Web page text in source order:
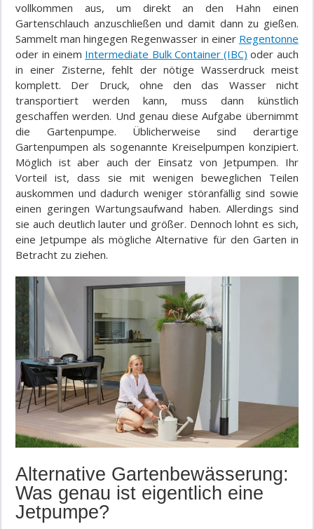
vollkommen aus, um direkt an den Hahn einen
Gartenschlauch anzuschließen und damit dann zu gießen.
Sammelt man hingegen Regenwasser in einer Regentonne
oder in einem Intermediate Bulk Container (IBC) oder auch
in einer Zisterne, fehlt der nötige Wasserdruck meist
komplett. Der Druck, ohne den das Wasser nicht
transportiert werden kann, muss dann künstlich
geschaffen werden. Und genau diese Aufgabe übernimmt
die Gartenpumpe. Üblicherweise sind derartige
Gartenpumpen als sogenannte Kreiselpumpen konzipiert.
Möglich ist aber auch der Einsatz von Jetpumpen. Ihr
Vorteil ist, dass sie mit wenigen beweglichen Teilen
auskommen und dadurch weniger störanfällig sind sowie
einen geringen Wartungsaufwand haben. Allerdings sind
sie auch deutlich lauter und größer. Dennoch lohnt es sich,
eine Jetpumpe als mögliche Alternative für den Garten in
Betracht zu ziehen.
Alternative Gartenbewässerung:
Was genau ist eigentlich eine
Jetpumpe?